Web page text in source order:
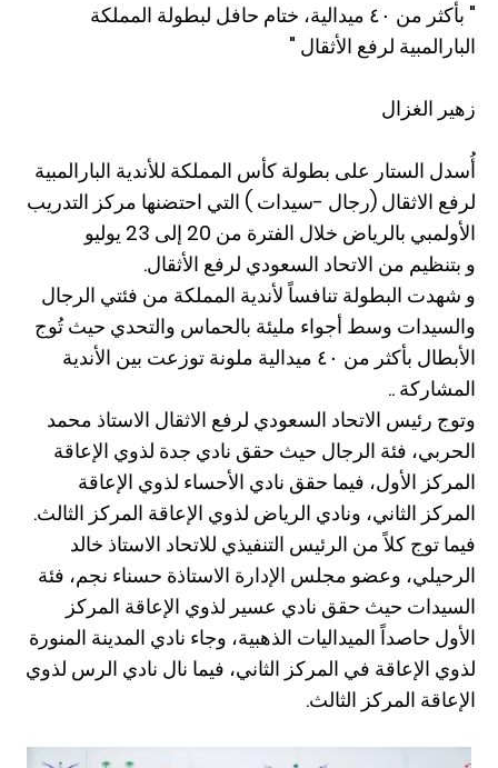
" بأكثر من ٤٠ ميدالية، ختام حافل لبطولة المملكة
البارالمبية لرفع الأثقال "
زهير الغزال
أُسدل الستار على بطولة كأس المملكة للأندية البارالمبية
لرفع الاثقال (رجال -سيدات ) التي احتضنها مركز التدريب
الأولمبي بالرياض خلال الفترة من 20 إلى 23 يوليو
و بتنظيم من الاتحاد السعودي لرفع الأثقال.
و شهدت البطولة تنافساً لأندية المملكة من فئتي الرجال
والسيدات وسط أجواء مليئة بالحماس والتحدي حيث تُوج
الأبطال بأكثر من ٤٠ ميدالية ملونة توزعت بين الأندية
المشاركة ..
وتوج رئيس الاتحاد السعودي لرفع الاثقال الاستاذ محمد
الحربي، فئة الرجال حيث حقق نادي جدة لذوي الإعاقة
المركز الأول، فيما حقق نادي الأحساء لذوي الإعاقة
المركز الثاني، ونادي الرياض لذوي الإعاقة المركز الثالث.
فيما توج كلاً من الرئيس التنفيذي للاتحاد الاستاذ خالد
الرحيلي، وعضو مجلس الإدارة الاستاذة حسناء نجم، فئة
السيدات حيث حقق نادي عسير لذوي الإعاقة المركز
الأول حاصداً الميداليات الذهبية، وجاء نادي المدينة المنورة
لذوي الإعاقة في المركز الثاني، فيما نال نادي الرس لذوي
الإعاقة المركز الثالث.